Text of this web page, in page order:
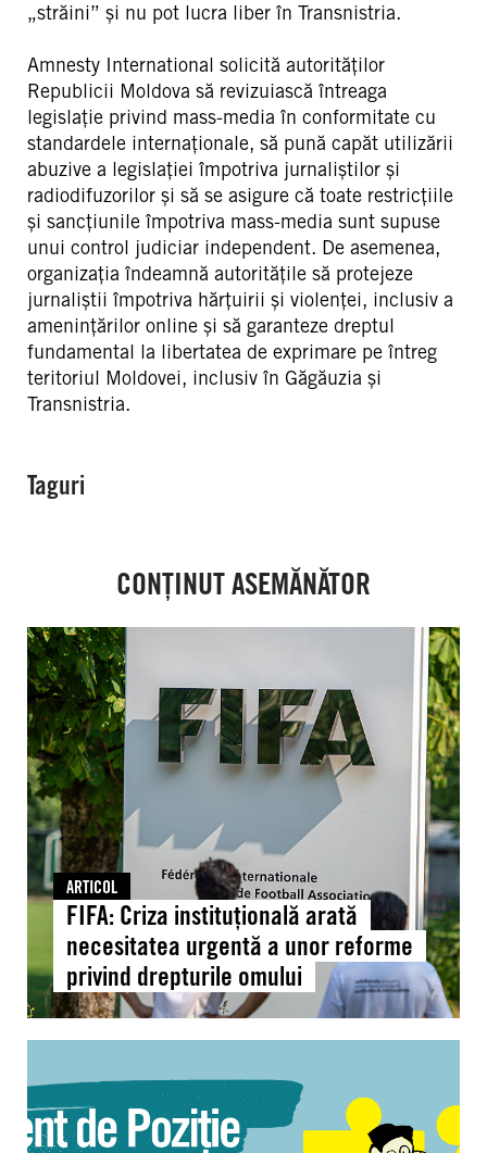
„străini” și nu pot lucra liber în Transnistria.
Amnesty International solicită autorităților
Republicii Moldova să revizuiască întreaga
legislație privind mass-media în conformitate cu
standardele internaționale, să pună capăt utilizării
abuzive a legislației împotriva jurnaliștilor și
radiodifuzorilor și să se asigure că toate restricțiile
și sancțiunile împotriva mass-media sunt supuse
unui control judiciar independent. De asemenea,
organizația îndeamnă autoritățile să protejeze
jurnaliștii împotriva hărțuirii și violenței, inclusiv a
amenințărilor online și să garanteze dreptul
fundamental la libertatea de exprimare pe întreg
teritoriul Moldovei, inclusiv în Găgăuzia și
Transnistria.
Taguri
CONȚINUT ASEMĂNĂTOR
FIFA:
Criza
instituțională
arată
necesitatea
urgentă
a
unor
reforme
privind
drepturile
omului
ARTICOL
FIFA: Criza instituțională arată
necesitatea urgentă a unor reforme
privind drepturile omului
Document
de
poziție